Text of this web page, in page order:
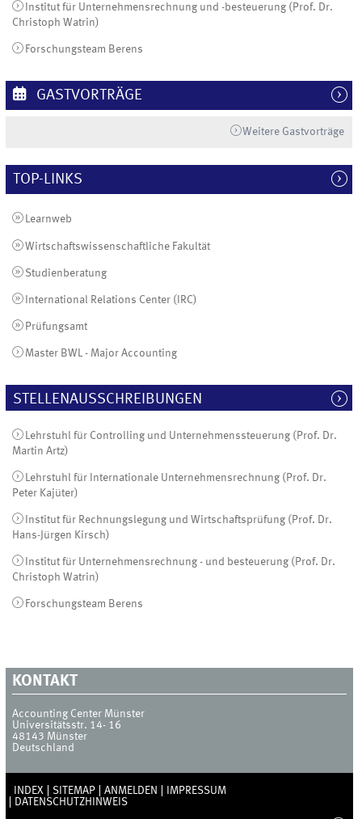
Institut für Unternehmensrechnung und -besteuerung (Prof. Dr.
Christoph Watrin)
Forschungsteam Berens
GASTVORTRÄGE
Weitere Gastvorträge
TOP-LINKS
Learnweb
Wirtschaftswissenschaftliche Fakultät
Studienberatung
International Relations Center (IRC)
Prüfungsamt
Master BWL - Major Accounting
STELLENAUSSCHREIBUNGEN
Lehrstuhl für Controlling und Unternehmenssteuerung (Prof. Dr.
Martin Artz)
Lehrstuhl für Internationale Unternehmensrechnung (Prof. Dr.
Peter Kajüter)
Institut für Rechnungslegung und Wirtschaftsprüfung (Prof. Dr.
Hans-Jürgen Kirsch)
Institut für Unternehmensrechnung - und besteuerung (Prof. Dr.
Christoph Watrin)
Forschungsteam Berens
KONTAKT
Accounting Center Münster
Universitätsstr. 14- 16
48143 Münster
Deutschland
INDEX SITEMAP ANMELDEN
IMPRESSUM
DATENSCHUTZHINWEIS